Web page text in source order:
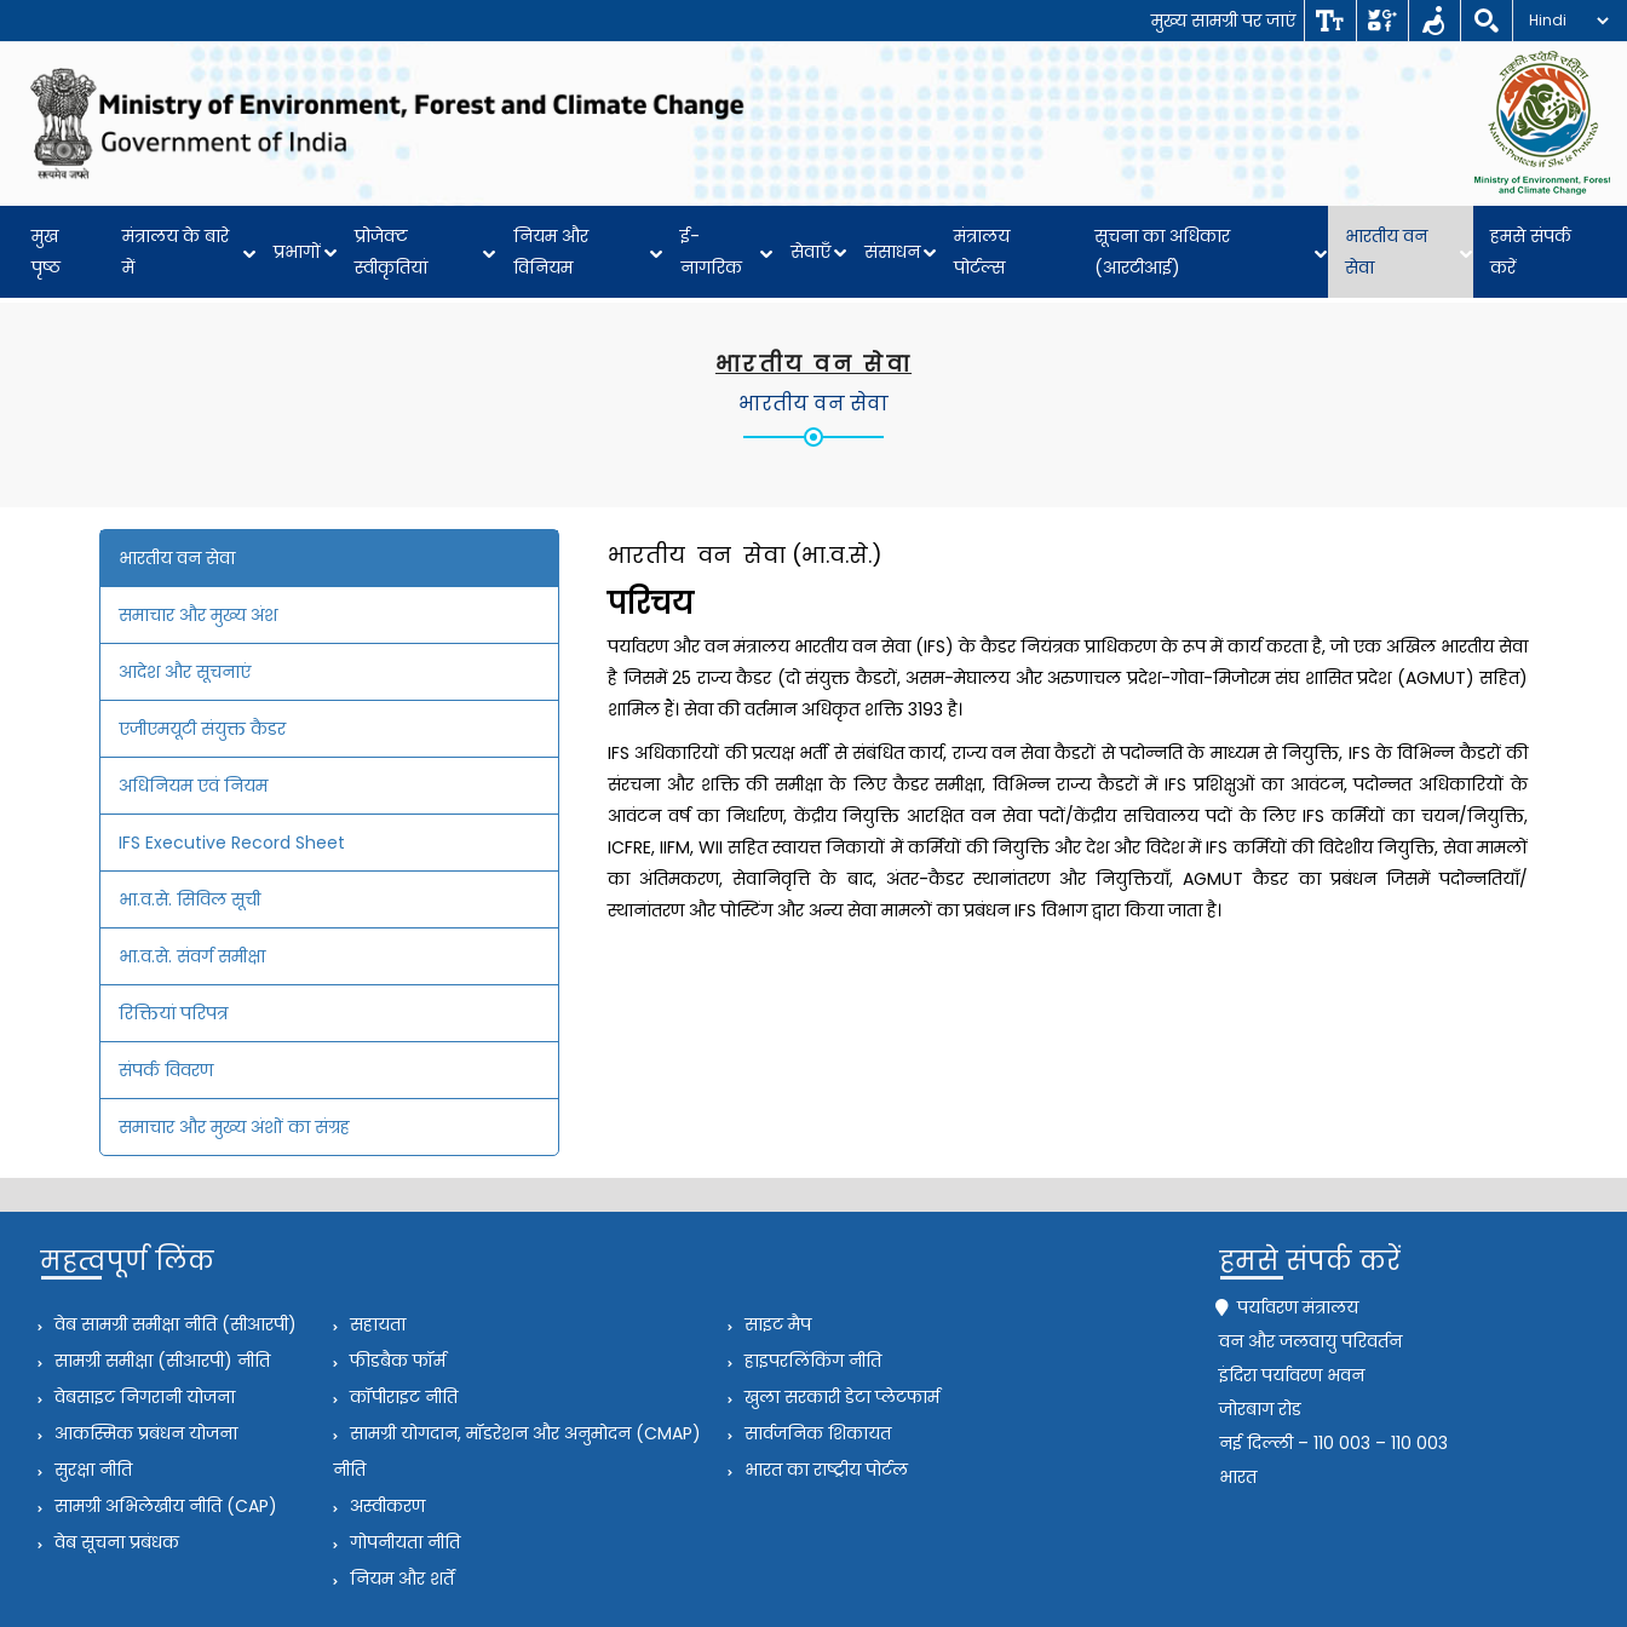
मुख्य सामग्री पर जाएं
मुख
पृष्ठ
मंत्रालय के बारे
में
प्रभागों
प्रोजेक्ट
स्वीकृतियां
नियम और
विनियम
ई-
नागरिक
सेवाएँ संसाधन
मंत्रालय
पोर्टल्स
सूचना का अधिकार
(आरटीआई)
भारतीय वन
सेवा
हमसे संपर्क
करें
भारतीय वन सेवा
भारतीय वन सेवा
भारतीय वन सेवा
समाचार और मुख्य अंश
आदेश और सूचनाएं
एजीएमयूटी संयुक्त कैडर
अधिनियम एवं नियम
IFS Executive Record Sheet
भा.व.से. सिविल सूची
भा.व.से. संवर्ग समीक्षा
रिक्तियां परिपत्र
संपर्क विवरण
समाचार और मुख्य अंशों का संग्रह
भारतीय वन सेवा (भा.व.से.)
परिचय
पर्यावरण और वन मंत्रालय भारतीय वन सेवा (IFS) के कैडर नियंत्रक प्राधिकरण के रूप में कार्य करता है, जो एक अखिल भारतीय सेवा
है जिसमें 25 राज्य कैडर (दो संयुक्त कैडरों, असम-मेघालय और अरुणाचल प्रदेश-गोवा-मिजोरम संघ शासित प्रदेश (AGMUT) सहित)
शामिल हैं। सेवा की वर्तमान अधिकृत शक्ति 3193 है।
IFS अधिकारियों की प्रत्यक्ष भर्ती से संबंधित कार्य, राज्य वन सेवा कैडरों से पदोन्नति के माध्यम से नियुक्ति, IFS के विभिन्न कैडरों की
संरचना और शक्ति की समीक्षा के लिए कैडर समीक्षा, विभिन्न राज्य कैडरों में IFS प्रशिक्षुओं का आवंटन, पदोन्नत अधिकारियों के
आवंटन वर्ष का निर्धारण, केंद्रीय नियुक्ति आरक्षित वन सेवा पदों/केंद्रीय सचिवालय पदों के लिए IFS कर्मियों का चयन/नियुक्ति,
ICFRE, IIFM, WII सहित स्वायत्त निकायों में कर्मियों की नियुक्ति और देश और विदेश में IFS कर्मियों की विदेशीय नियुक्ति, सेवा मामलों
का अंतिमकरण, सेवानिवृत्ति के बाद, अंतर-कैडर स्थानांतरण और नियुक्तियाँ, AGMUT कैडर का प्रबंधन जिसमें पदोन्नतियाँ/
स्थानांतरण और पोस्टिंग और अन्य सेवा मामलों का प्रबंधन IFS विभाग द्वारा किया जाता है।
महत्वपूर्ण लिंक
वेब सामग्री समीक्षा नीति (सीआरपी)
सामग्री समीक्षा (सीआरपी) नीति
वेबसाइट निगरानी योजना
आकस्मिक प्रबंधन योजना
सुरक्षा नीति
सामग्री अभिलेखीय नीति (CAP)
वेब सूचना प्रबंधक
सहायता
फीडबैक फॉर्म
कॉपीराइट नीति
सामग्री योगदान, मॉडरेशन और अनुमोदन (CMAP)
नीति
अस्वीकरण
गोपनीयता नीति
नियम और शर्तें
साइट मैप
हाइपरलिंकिंग नीति
खुला सरकारी डेटा प्लेटफार्म
सार्वजनिक शिकायत
भारत का राष्ट्रीय पोर्टल
हमसे संपर्क करें
पर्यावरण मंत्रालय
वन और जलवायु परिवर्तन
इंदिरा पर्यावरण भवन
जोरबाग रोड
नई दिल्ली – 110 003 – 110 003
भारत